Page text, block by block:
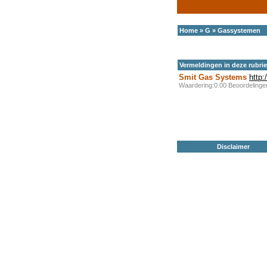
Home » G » Gassystemen
Vermeldingen in deze
Smit Gas Systems
Waardering:0.00
Disclaimer